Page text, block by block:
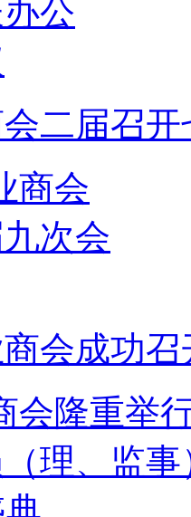
二届召
会成功